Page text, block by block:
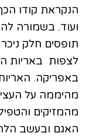
הנקראת קודו
ועוד. בשמורה
תופסים חלק
לצפות באריות
באפריקה.
מהיממה על
מהמזיקים
האגם ובעשב